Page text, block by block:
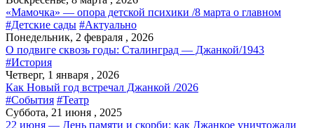
«Мамочка» — опора детской психики /8 марта о главном
#Детские сады #Актуально
Понедельник, 2 февраля , 2026
О подвиге сквозь годы: Сталинград — Джанкой/1943
#История
Четверг, 1 января , 2026
Как Новый год встречал Джанкой /2026
#События #Театр
Суббота, 21 июня , 2025
22 июня — День памяти и скорби: как Джанкое уничтожали